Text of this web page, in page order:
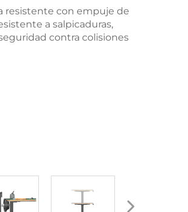
resistente con empuje de
a salpicaduras,
contra colisiones